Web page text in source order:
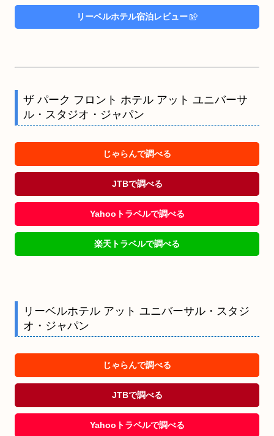
リーベルホテル宿泊レビュー
ザ パーク フロント ホテル アット ユニバーサ
ル・スタジオ・ジャパン
じゃらんで調べる
JTBで調べる
Yahooトラベルで調べる
楽天トラベルで調べる
リーベルホテル アット ユニバーサル・スタジ
オ・ジャパン
じゃらんで調べる
JTBで調べる
Yahooトラベルで調べる